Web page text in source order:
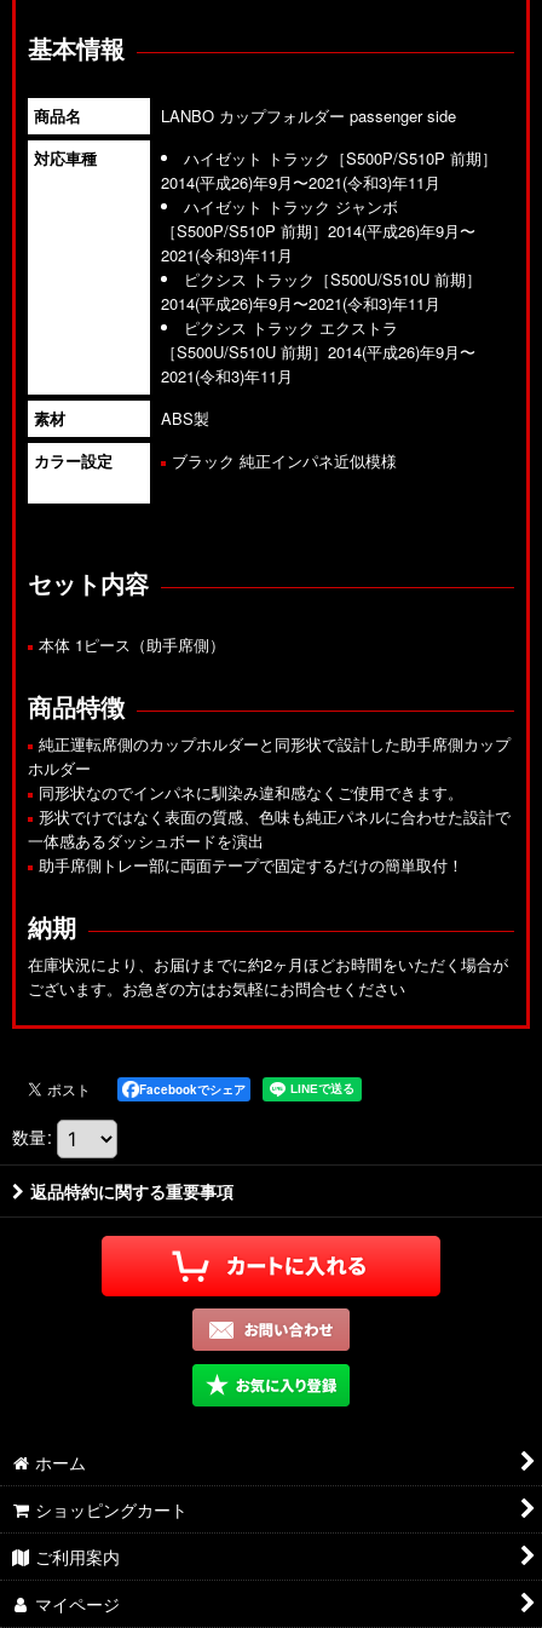
基本情報
商品名
LANBO カップフォルダー passenger side
対応車種
ハイゼット トラック［S500P/S510P 前期］
2014(平成26)年9月〜2021(令和3)年11月
ハイゼット トラック ジャンボ
［S500P/S510P 前期］2014(平成26)年9月〜
2021(令和3)年11月
ピクシス トラック［S500U/S510U 前期］
2014(平成26)年9月〜2021(令和3)年11月
ピクシス トラック エクストラ
［S500U/S510U 前期］2014(平成26)年9月〜
2021(令和3)年11月
素材
ABS製
カラー設定
ブラック 純正インパネ近似模様
セット内容
本体 1ピース（助手席側）
商品特徴
純正運転席側のカップホルダーと同形状で設計した助手席側カップ
ホルダー
同形状なのでインパネに馴染み違和感なくご使用できます。
形状でけではなく表面の質感、色味も純正パネルに合わせた設計で
一体感あるダッシュボードを演出
助手席側トレー部に両面テープで固定するだけの簡単取付！
納期
在庫状況により、お届けまでに約2ヶ月ほどお時間をいただく場合が
ございます。お急ぎの方はお気軽にお問合せください
Facebookでシェア
数量:
返品特約に関する重要事項
ホーム
ショッピングカート
ご利用案内
マイページ